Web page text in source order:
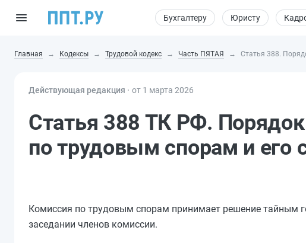
Бухгалтеру Юристу
Главная Кодексы Трудовой кодекс Часть ПЯТАЯ Статья 388.
Действующая редакция ⸱ от 1 марта 2026
Статья 388 ТК РФ.
по трудовым спорам и его
Комиссия по трудовым спорам принимает решение тайным
заседании членов комиссии.